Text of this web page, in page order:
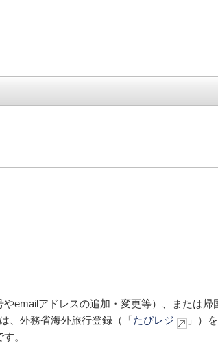
アドレスの追加・変更等）、または帰
、外務省海外旅行登録（「たびレジ
」）
。